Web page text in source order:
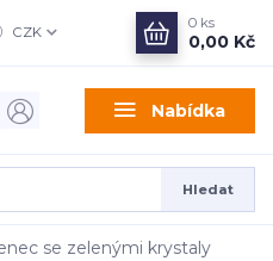
Nabídka
CZK
Hledat
0 ks
0,00 Kč
se zelenými krystaly